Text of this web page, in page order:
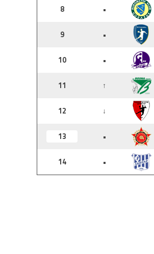
8 •
9 •
10 •
11 ↑
12 ↓
13 •
14 •